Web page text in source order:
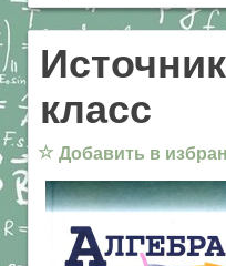
класс
☆ Добавить в